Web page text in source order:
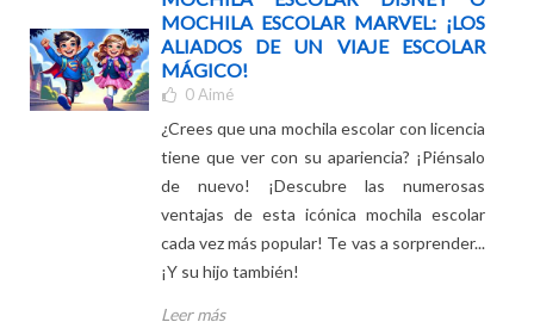
Leer más
MOCHILA ESCOLAR DISNEY O
MOCHILA ESCOLAR MARVEL: ¡LOS
ALIADOS DE UN VIAJE ESCOLAR
MÁGICO!
0Aimé
¿Crees que una mochila escolar con licencia
tiene que ver con su apariencia? ¡Piénsalo
de nuevo! ¡Descubre las numerosas
ventajas de esta icónica mochila escolar
cada vez más popular! Te vas a sorprender...